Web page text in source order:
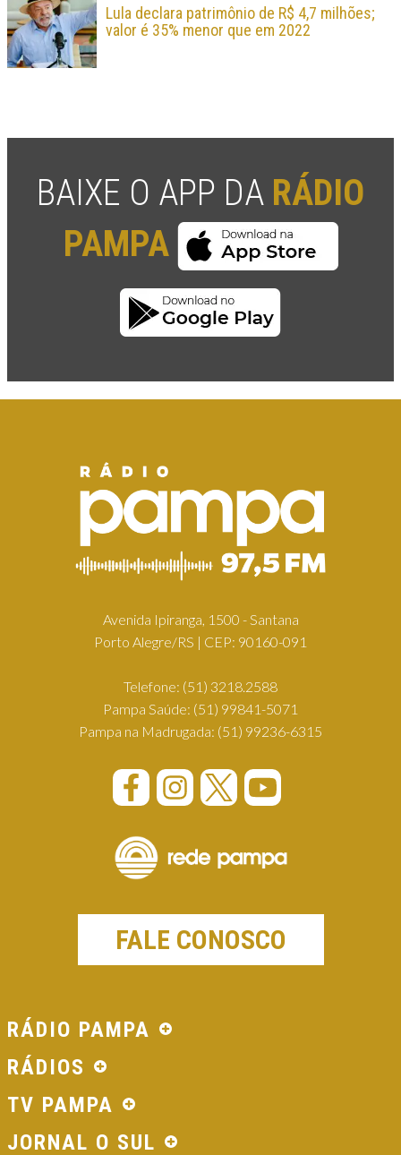
Lula declara patrimônio de R$ 4,7 milhões;
valor é 35% menor que em 2022
BAIXE O APP DA RÁDIO
PAMPA
Avenida Ipiranga, 1500 - Santana
Porto Alegre/RS | CEP: 90160-091
Telefone: (51) 3218.2588
Pampa Saúde: (51) 99841-5071
Pampa na Madrugada: (51) 99236-6315
FALE CONOSCO
RÁDIO PAMPA
RÁDIOS
TV PAMPA
JORNAL O SUL